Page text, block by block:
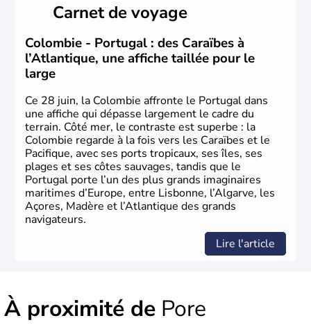
en 1538, qui est toujours la capitale. C'est en 1810, que
le premier parlement s'établit à Bogotà, suivi en 1813
par la proclamation de l'indépendance. la Colombie est
une République depuis 1830.
Carnet de voyage
Colombie - Portugal : des Caraïbes à
l’Atlantique, une affiche taillée pour le
large
Ce 28 juin, la Colombie affronte le Portugal dans
une affiche qui dépasse largement le cadre du
terrain. Côté mer, le contraste est superbe : la
Colombie regarde à la fois vers les Caraïbes et le
Pacifique, avec ses ports tropicaux, ses îles, ses
plages et ses côtes sauvages, tandis que le
Portugal porte l’un des plus grands imaginaires
maritimes d’Europe, entre Lisbonne, l’Algarve, les
Açores, Madère et l’Atlantique des grands
navigateurs.
Lire l'article
À proximité de Pore